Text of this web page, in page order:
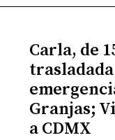
Carla, de
Granjas;
a CDMX